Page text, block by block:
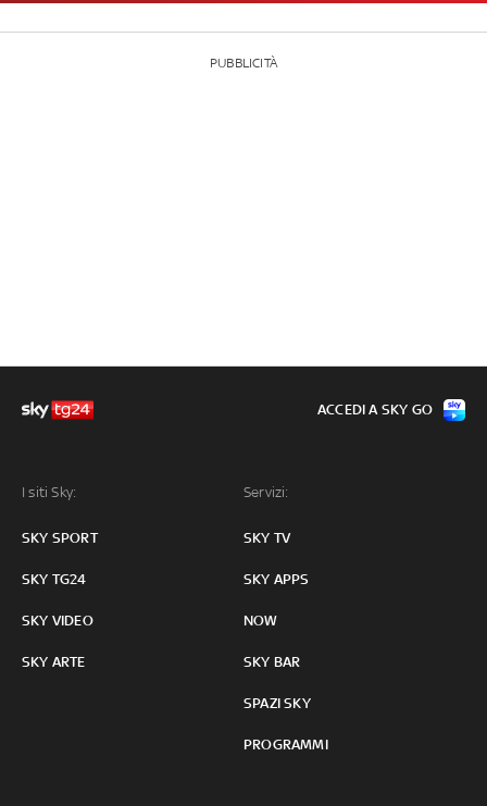
PUBBLICITÀ
I siti Sky:
SKY SPORT
SKY TG24
SKY VIDEO
SKY ARTE
Servizi:
SKY TV
SKY APPS
NOW
SKY BAR
SPAZI SKY
PROGRAMMI
ACCEDI A SKY GO